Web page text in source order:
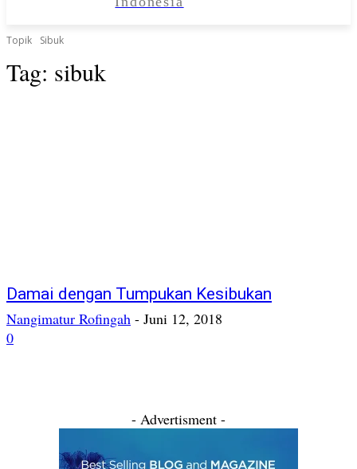
Topik Sibuk
Tag: sibuk
Damai dengan Tumpukan Kesibukan
Nangimatur Rofingah - Juni 12, 2018
0
- Advertisment -